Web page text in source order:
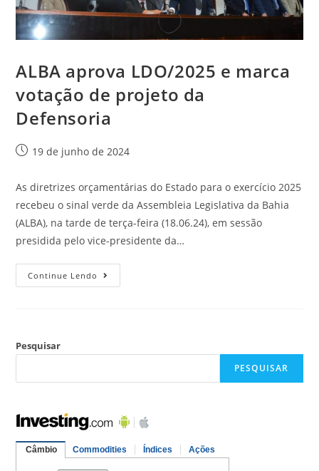
ALBA aprova LDO/2025 e marca
votação de projeto da
Defensoria
19 de junho de 2024
As diretrizes orçamentárias do Estado para o exercício 2025
recebeu o sinal verde da Assembleia Legislativa da Bahia
(ALBA), na tarde de terça-feira (18.06.24), em sessão
presidida pelo vice-presidente da…
Continue Lendo
Pesquisar
PESQUISAR